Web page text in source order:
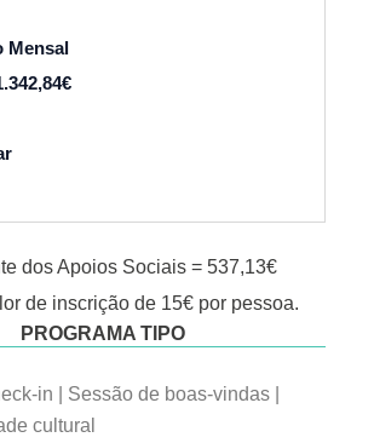
dos Apoios Sociais = 537,13€
de inscrição de 15€ por pessoa.
PROGRAMA TIPO
in | Sessão de boas-vindas |
cultural